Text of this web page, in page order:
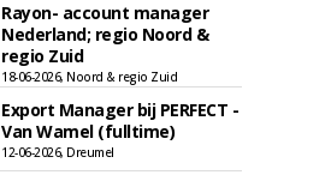
Rayon- account manager
Nederland; regio Noord &
regio Zuid
18-06-2026, Noord & regio Zuid
Export Manager bij PERFECT -
Van Wamel (fulltime)
12-06-2026, Dreumel